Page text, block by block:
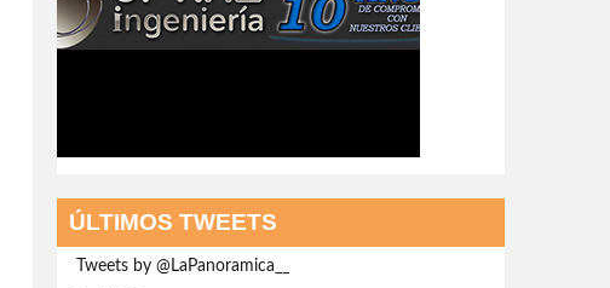
ÚLTIMOS TWEETS
Tweets by @LaPanoramica__